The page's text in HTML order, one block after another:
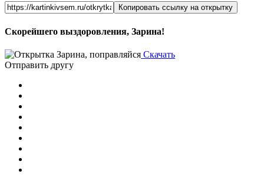
Копировать ссылку на открытку
Скорейшего выздоровления, Зарина!
Скачать
Отправить другу